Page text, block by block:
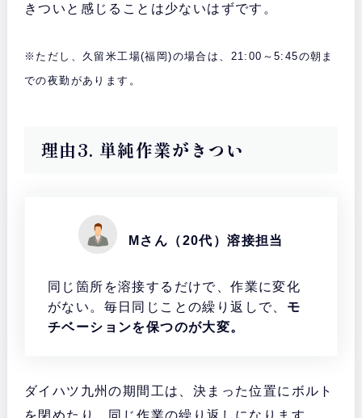
きついと感じることは少ないはずです。
※ただし、久留米工場(福岡)の場合は、21:00～5:45の朝ま
での夜勤があります。
理由3. 単純作業がきつい
Mさん（20代）溶接担当
同じ箇所を溶接するだけで、作業に変化
がない。毎日同じことの繰り返しで、 モ
チベーションを保つのが大変。
ダイハツ九州の期間工は、決まった位置にボルト
を閉めたり、同じ作業の繰り返しになります。